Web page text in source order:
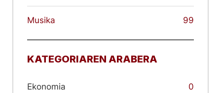
Musika 99
KATEGORIAREN ARABERA
Ekonomia 0